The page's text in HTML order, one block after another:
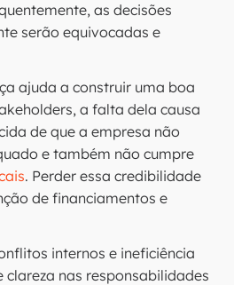
as decisões
serão equivocadas e
ajuda a construir uma boa
a falta dela causa
de que a empresa não
e também não cumpre
. Perder essa credibilidade
de financiamentos e
internos e ineficiência
nas responsabilidades